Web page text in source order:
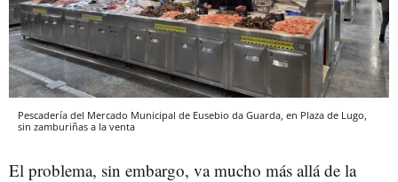
Pescadería del Mercado Municipal de Eusebio da Guarda, en Plaza de Lugo,
sin zamburiñas a la venta
El problema, sin embargo, va mucho más allá de la